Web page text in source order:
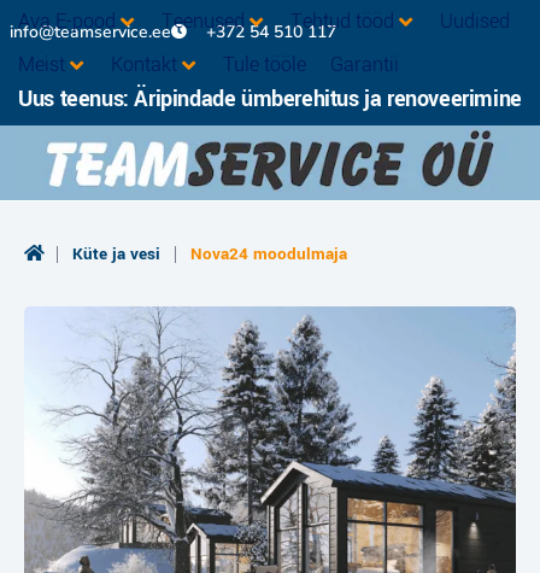
info@teamservice.ee +372 54 510 117
Ava E-pood Teenused Tehtud tööd
Uudised
Meist
Kontakt Tule tööle Garantii
Uus teenus: Äripindade ümberehitus ja renoveerimine
| Küte ja vesi | Nova24 moodulmaja